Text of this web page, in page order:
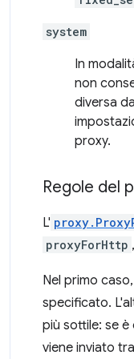
system
In
non
diversa
proxy.
Regole del
L'
proxyForHttp
Nel primo
specificato.
più sottile: se
viene inviato